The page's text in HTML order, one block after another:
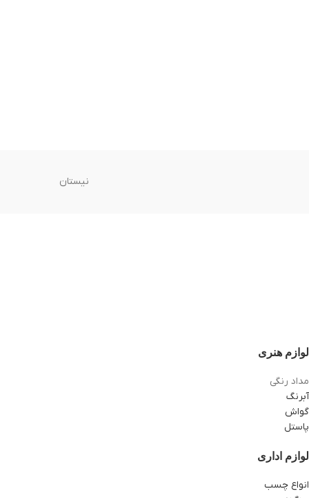
نیستان
لوازم هنری
مداد رنگی
آبرنگ
گواش
پاستل
لوازم اداری
انواع چسب